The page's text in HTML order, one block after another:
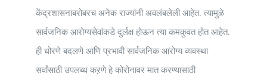
केंद्रशासनाबरोबरच अनेक राज्यांनी अवलंबलेली आहेत. त्यामुळे
सार्वजनिक आरोग्यसेवांकडे दुर्लक्ष होऊन त्या कमकुवत होत आहेत.
ही धोरणे बदलणे आणि प्रभावी सार्वजनिक आरोग्य व्यवस्था
सर्वांसाठी उपलब्ध कऱणे हे कोरोनावर मात करण्यासाठी